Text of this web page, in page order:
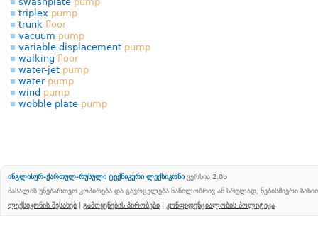
triplex pump
trunk floor
vacuum pump
variable displacement pump
walking floor
water-jet pump
water pump
wind pump
wobble plate pump
ინგლისურ-ქართულ-რუსული ტექნიკური ლექსიკონი ვერსია 2.0b
მასალის უნებართვო კოპირება და გავრცელება ნაწილობრივ ან სრულად, ნებისმიერი
ლექსიკონის შესახებ | გამოყენების პირობები | კონფიდენციალობის პოლიტიკა